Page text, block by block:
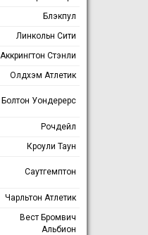
Блэкпул
Линкольн Сити
Аккрингтон Стэнли
Олдхэм Атлетик
Болтон Уондерерс
Рочдейл
Кроули Таун
Саутгемптон
Чарльтон Атлетик
Вест Бромвич
Альбион